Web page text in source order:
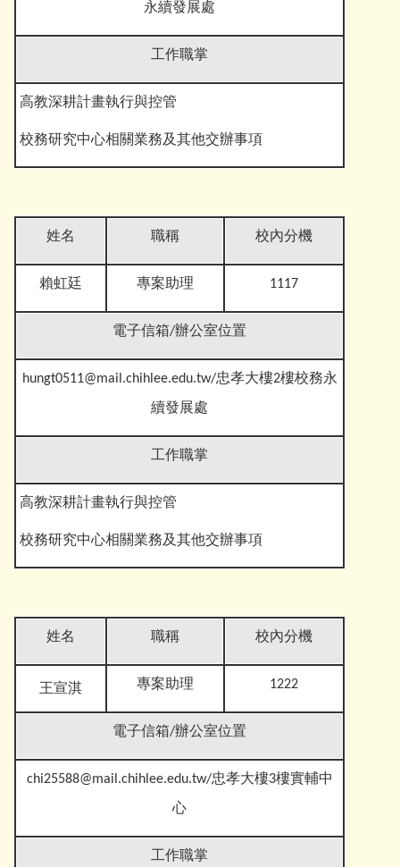
永續發展處
工作職掌
高教深耕計畫執行與控管
校務研究中心相關業務及其他交辦事項
姓名 職稱 校內分機
賴虹廷 專案助理 1117
電子信箱/辦公室位置
hungt0511@mail.chihlee.edu.tw/忠孝大樓2樓校務永
續發展處
工作職掌
高教深耕計畫執行與控管
校務研究中心相關業務及其他交辦事項
姓名 職稱 校內分機
王宣淇 專案助理 1222
電子信箱/辦公室位置
chi25588@mail.chihlee.edu.tw/忠孝大樓3樓實輔中
心
工作職掌